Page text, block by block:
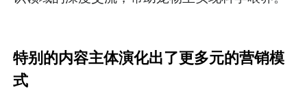
特别的内容主体演化出了更多元的营销模
式